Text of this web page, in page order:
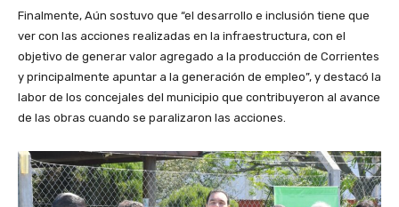
Finalmente, Aún sostuvo que “el desarrollo e inclusión tiene que
ver con las acciones realizadas en la infraestructura, con el
objetivo de generar valor agregado a la producción de Corrientes
y principalmente apuntar a la generación de empleo”, y destacó la
labor de los concejales del municipio que contribuyeron al avance
de las obras cuando se paralizaron las acciones.